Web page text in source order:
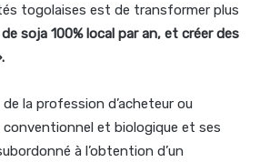
togolaises est de transformer plus
soja 100% local par an, et créer des
de la profession d’acheteur ou
conventionnel et biologique et ses
à l’obtention d’un